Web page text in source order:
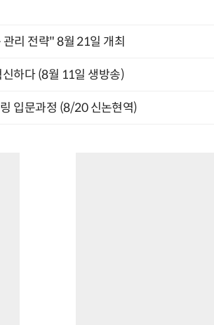
리 전략" 8월 21일 개최
하다 (8월 11일 생방송)
입문과정 (8/20 신논현역)